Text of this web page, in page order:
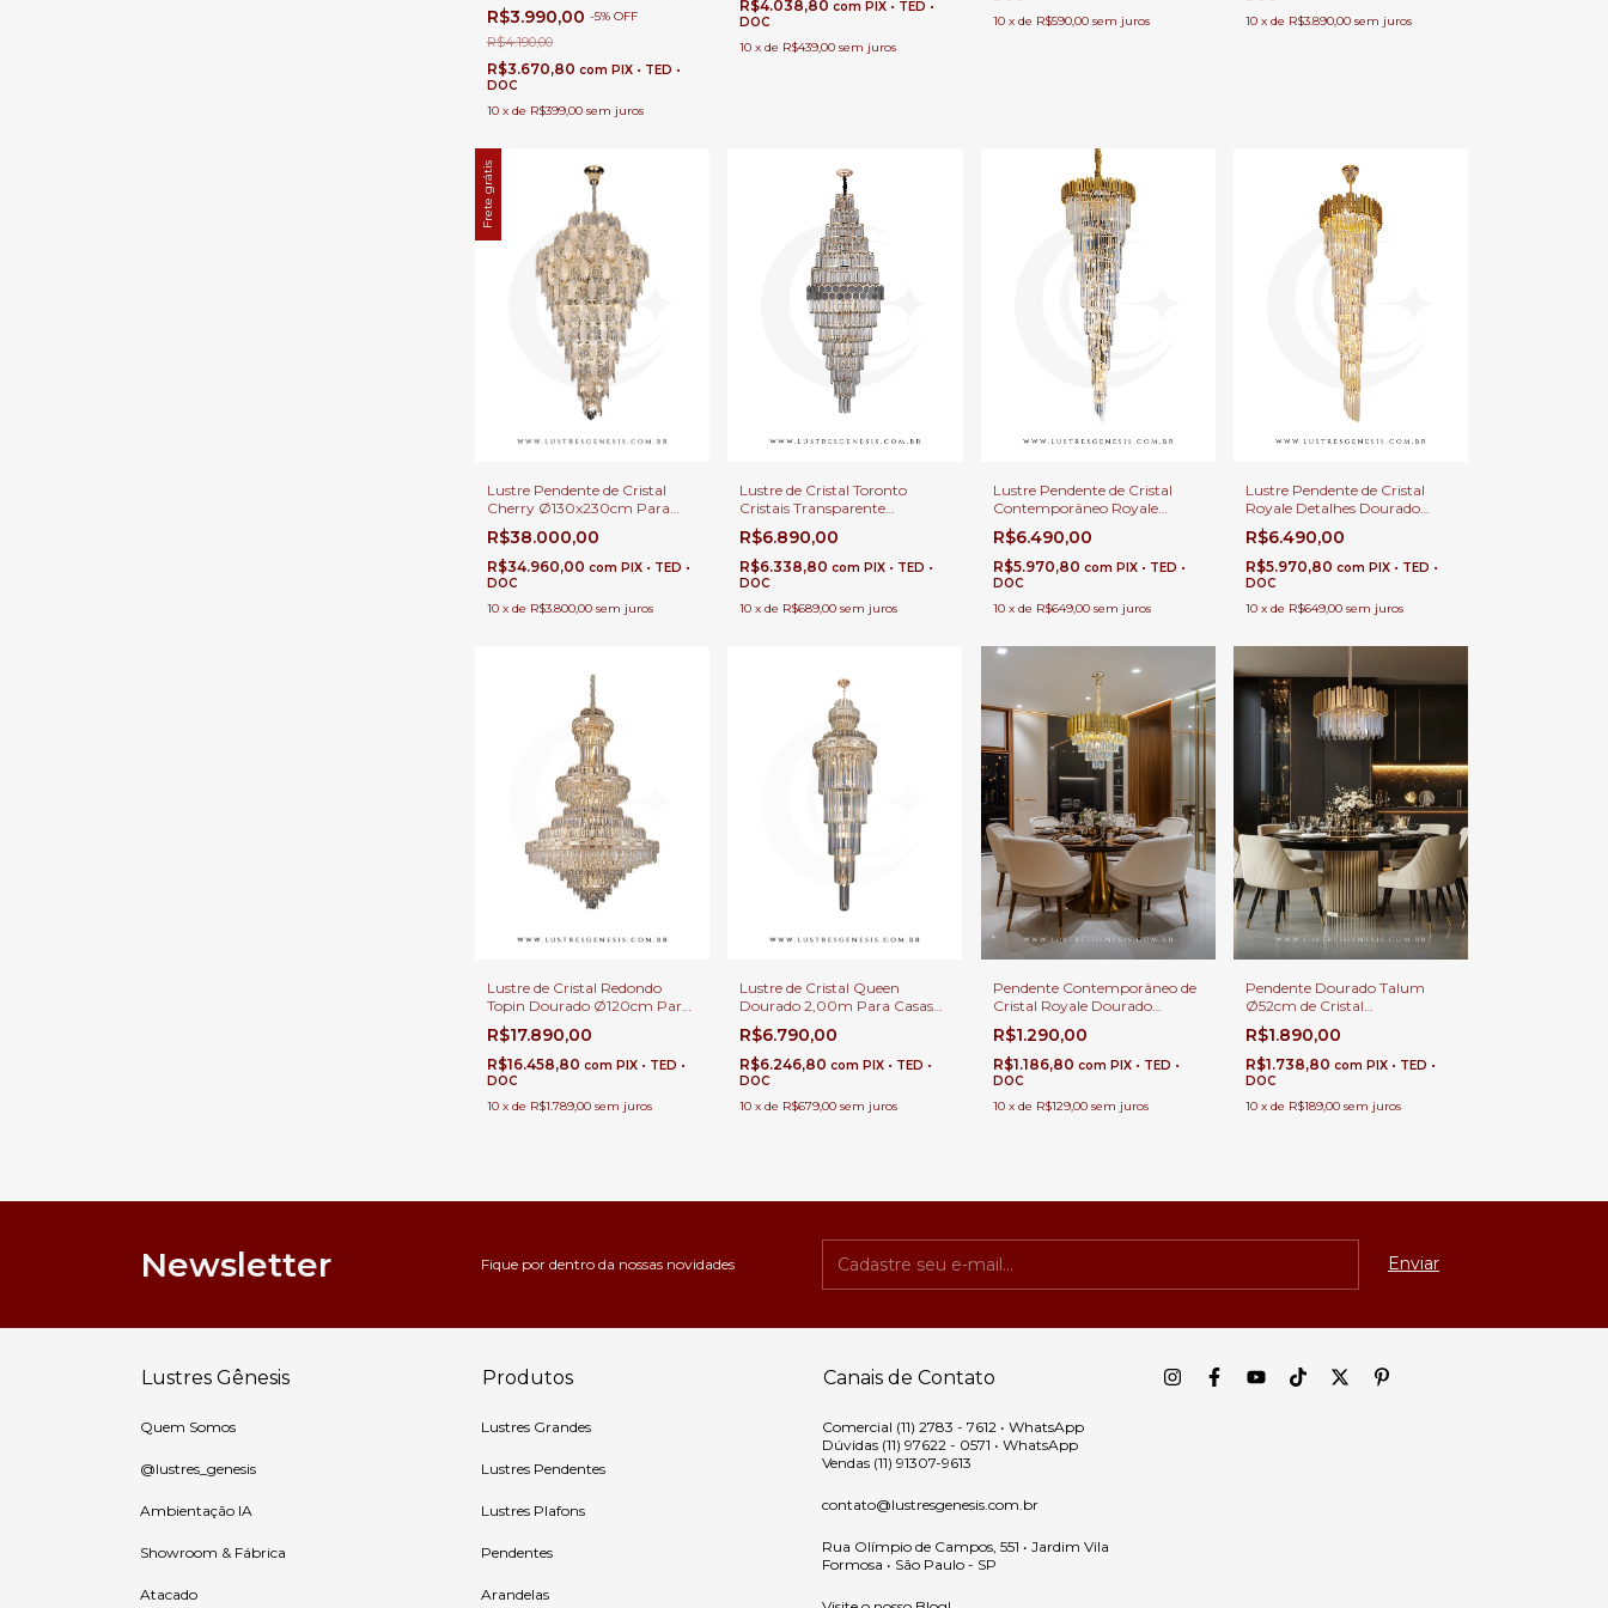
Casas Pé Direito Duplo e
Escadas | Sindora •
DCD00493
R$3.990,00 -5% OFF
R$4.190,00
R$3.670,80 com PIX • TED •
DOC
10 x de R$399,00 sem juros
R$4.038,80com PIX • TED •
DOC
10 xde R$439,00 sem juros
10 x de R$590,00 sem juros
10 x de R$3.890,00 sem juros
Frete grátis
Lustre Pendente de Cristal
Cherry Ø130x230cm Para
Casas Pé Direito Duplo e Alto
R$38.000,00
R$34.960,00 com PIX • TED •
DOC
10 x de R$3.800,00 sem juros
Lustre de Cristal Toronto
Cristais Transparente
Ø60x165cm para Casas com
Pé Direito Duplo e Buffet
R$6.890,00
R$6.338,80com PIX • TED •
DOC
10 xde R$689,00 sem juros
Lustre Pendente de Cristal
Contemporâneo Royale
Detalhes Dourado
Ø75x240cm Para Casas Pé
Direito Duplo e Alto
R$6.490,00
R$5.970,80 com PIX • TED •
DOC
10 x de R$649,00 sem juros
Lustre Pendente de Cristal
Royale Detalhes Dourado
Ø55x180cm Linha
Contemporânea Para Casas
Pé Direito Duplo e Alto
R$6.490,00
R$5.970,80 com PIX • TED •
DOC
10 x de R$649,00 sem juros
Lustre de Cristal Redondo
Topin Dourado Ø120cm Para
Casas Pé Direito Duplo e Alto •
Linha Luxe Glow
R$17.890,00
R$16.458,80 com PIX • TED •
DOC
10 x de R$1.789,00 sem juros
Lustre de Cristal Queen
Dourado 2,00m Para Casas
Pé Direito Duplo e Alto
R$6.790,00
R$6.246,80com PIX • TED •
DOC
10 xde R$679,00 sem juros
Pendente Contemporâneo de
Cristal Royale Dourado
Ø52cm Para Sala de Jantar e
Estar
R$1.290,00
R$1.186,80 com PIX • TED •
DOC
10 x de R$129,00 sem juros
Pendente Dourado Talum
Ø52cm de Cristal
Contemporâneo Para Sala de
Jantar e Estar
R$1.890,00
R$1.738,80 com PIX • TED •
DOC
10 x de R$189,00 sem juros
Newsletter Fique por dentro da nossas novidades
Lustres Gênesis
Quem Somos
@lustres_genesis
Ambientação IA
Showroom & Fábrica
Atacado
Produtos
Lustres Grandes
Lustres Pendentes
Lustres Plafons
Pendentes
Arandelas
Canais de Contato
Comercial (11) 2783 - 7612 • WhatsApp
Dúvidas (11) 97622 - 0571 • WhatsApp
Vendas (11) 91307-9613
contato@lustresgenesis.com.br
Rua Olímpio de Campos, 551 • Jardim Vila
Formosa • São Paulo - SP